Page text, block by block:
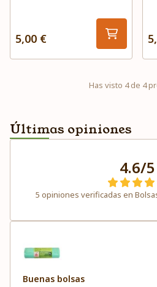
5,00 €
Has visto 4 de 4
Últimas opiniones
4.6/5
5 opiniones verificadas en
Buenas bolsas